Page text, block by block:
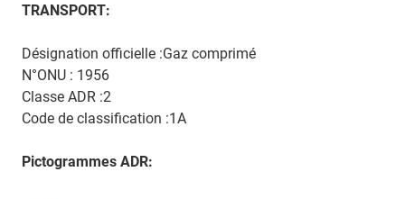
TRANSPORT:
Désignation officielle :Gaz comprimé
N°ONU : 1956
Classe ADR :2
Code de classification :1A
Pictogrammes ADR: